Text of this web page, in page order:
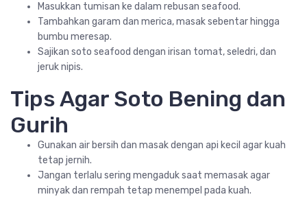
Masukkan tumisan ke dalam rebusan seafood.
Tambahkan garam dan merica, masak sebentar hingga
bumbu meresap.
Sajikan soto seafood dengan irisan tomat, seledri, dan
jeruk nipis.
Tips Agar Soto Bening dan
Gurih
Gunakan air bersih dan masak dengan api kecil agar kuah
tetap jernih.
Jangan terlalu sering mengaduk saat memasak agar
minyak dan rempah tetap menempel pada kuah.